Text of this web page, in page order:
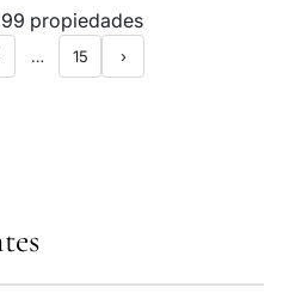
propiedades
… 15 ›